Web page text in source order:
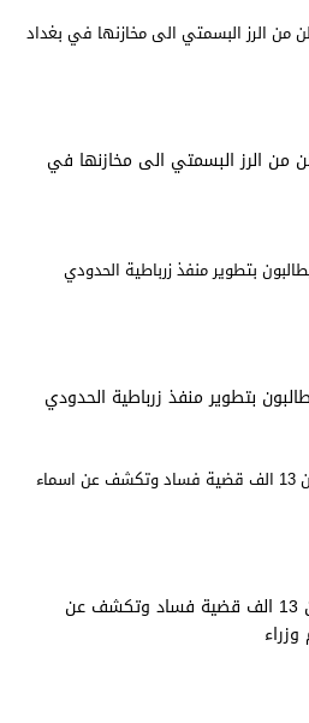
الرز البسمتي الى مخازنها في
بتطوير منفذ زرباطية الحدودي
النزاهة تعلن التحقيق بأكثر من 13 الف قضية فساد وتكشف عن